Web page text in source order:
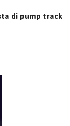
di pump track